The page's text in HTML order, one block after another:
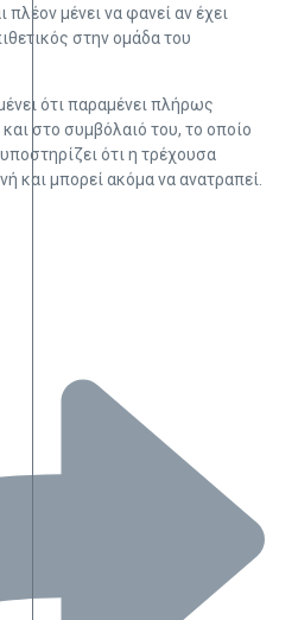
πλέον μένει να φανεί αν έχει
στην ομάδα του
ότι παραμένει πλήρως
στο συμβόλαιό του, το οποίο
ότι η τρέχουσα
και μπορεί ακόμα να ανατραπεί.